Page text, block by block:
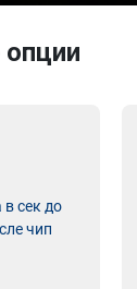
сек до
чип